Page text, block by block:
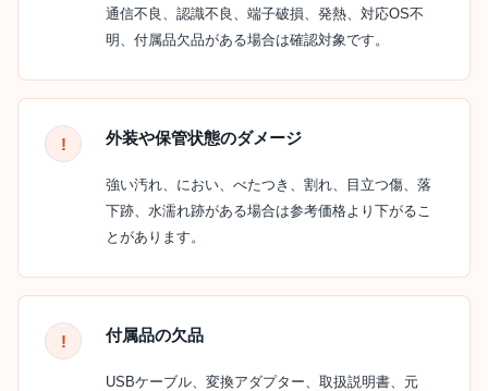
通信不良、認識不良、端子破損、発熱、対応OS不
明、付属品欠品がある場合は確認対象です。
外装や保管状態のダメージ
強い汚れ、におい、べたつき、割れ、目立つ傷、落
下跡、水濡れ跡がある場合は参考価格より下がるこ
とがあります。
付属品の欠品
USBケーブル、変換アダプター、取扱説明書、元